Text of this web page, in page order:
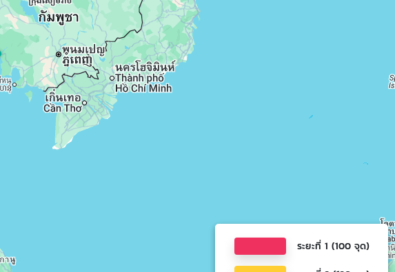
ระยะที่ 1 (100 จุด)